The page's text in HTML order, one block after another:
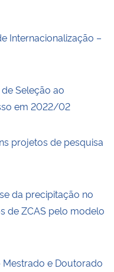
Internacionalização –
Seleção ao
em 2022/02
projetos de pesquisa
da precipitação no
de ZCAS pelo modelo
e Doutorado